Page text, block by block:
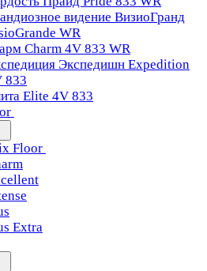
видение ВизиоГранд
WR
Charm 4V 833 WR
Экспедишн Expedition
833
Elite 4V 833
Floor
Extra